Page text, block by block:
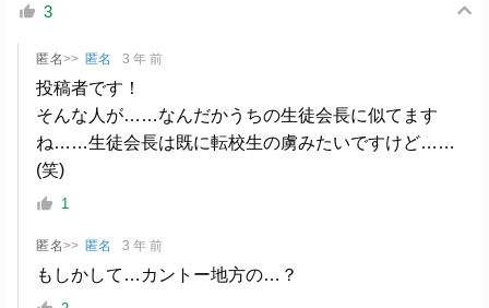
3
匿名>> 匿名 3 年 前
投稿者です！
そんな人が……なんだかうちの生徒会長に似てます
ね……生徒会長は既に転校生の虜みたいですけど……
(笑)
1
匿名>> 匿名 3 年 前
もしかして…カントー地方の…？